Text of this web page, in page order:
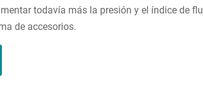
todavía más la presión y el índice de
de accesorios.